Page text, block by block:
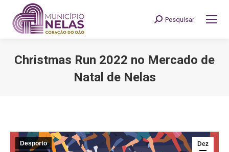
Search:
Pesquisar
Christmas Run 2022 no Mercado de
Natal de Nelas
Dez
Desporto